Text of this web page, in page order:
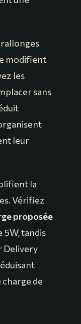
modifient
les
sans
leur
la
Vérifiez
proposée
5W, tandis
Delivery
de